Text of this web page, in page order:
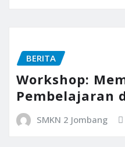
BERITA
Workshop:
Pembelajaran
SMKN 2 Jombang